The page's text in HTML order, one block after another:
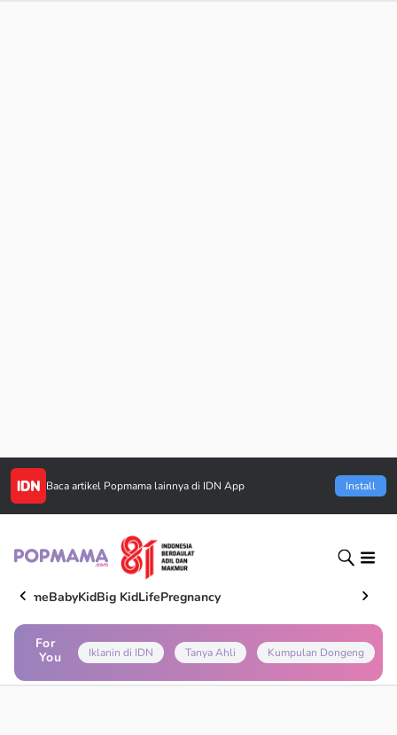
Baca artikel Popmama lainnya di IDN App Install
HomeBabyKidBig KidLifePregnancy
For
You
Iklanin di IDN Tanya Ahli Kumpulan Dongeng